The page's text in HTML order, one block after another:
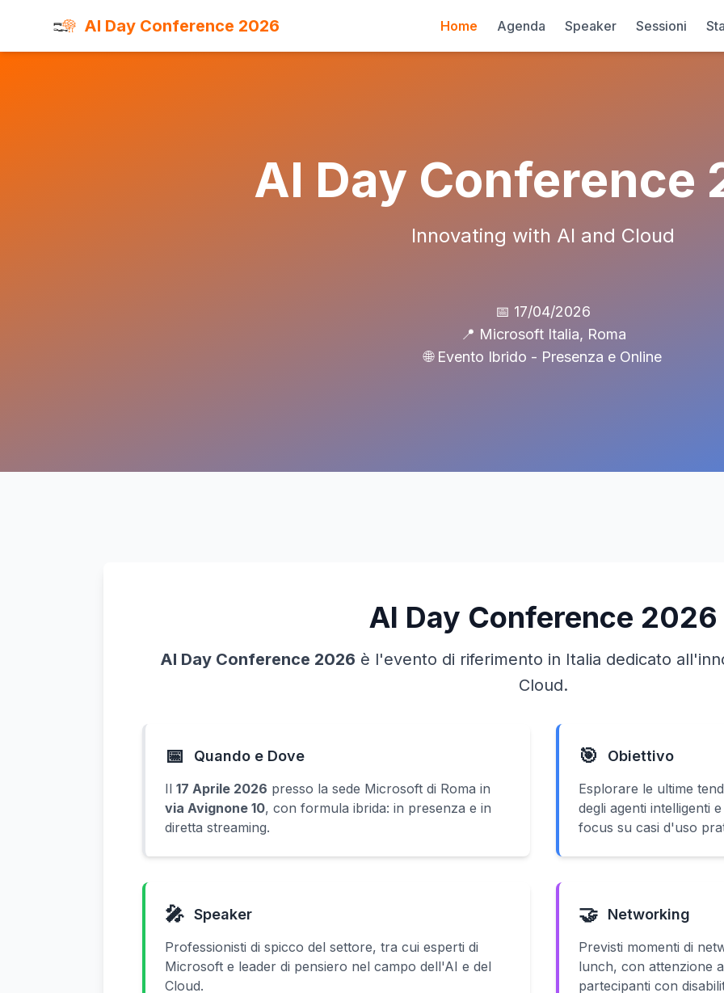
AI Day Conference 2026 Home Agenda Speaker Sessioni
AI Day Conference
Innovating with AI and Cloud
📅 17/04/2026
📍 Microsoft Italia, Roma
🌐 Evento Ibrido - Presenza e Online
AI Day Conference 2026
AI Day Conference 2026 è l'evento di riferimento in Italia dedicato
Cloud.
📅 Quando e Dove
Il 17 Aprile 2026 presso la sede Microsoft di Roma in
via Avignone 10, con formula ibrida: in presenza e in
diretta streaming.
🎯 Obiettivo
Esplorare le ultime
degli agenti intelligenti
focus su casi d'uso
🎤 Speaker
Professionisti di spicco del settore, tra cui esperti di
Microsoft e leader di pensiero nel campo dell'AI e del
Cloud.
🤝 Networking
Previsti momenti di
lunch, con attenzione
partecipanti con